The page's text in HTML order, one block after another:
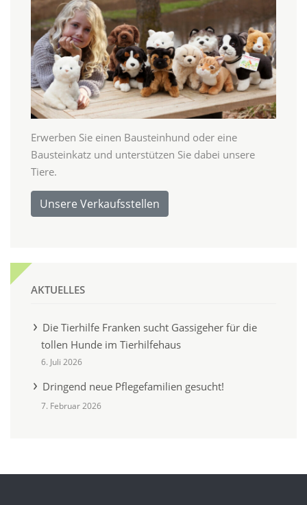
Erwerben Sie einen Bausteinhund oder eine
Bausteinkatz und unterstützen Sie dabei unsere
Tiere.
Unsere Verkaufsstellen
AKTUELLES
Die Tierhilfe Franken sucht Gassigeher für die
tollen Hunde im Tierhilfehaus
6. Juli 2026
Dringend neue Pflegefamilien gesucht!
7. Februar 2026